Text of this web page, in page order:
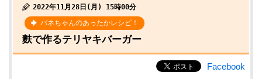
2022年11月28日(月) 15時00分
バネちゃんのあったかレシピ！
麩で作るテリヤキバーガー
Facebook